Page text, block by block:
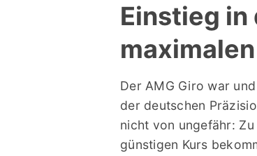
Einstieg in
Der AMG Giro war
der deutschen
nicht von ungefähr:
günstigen Kurs